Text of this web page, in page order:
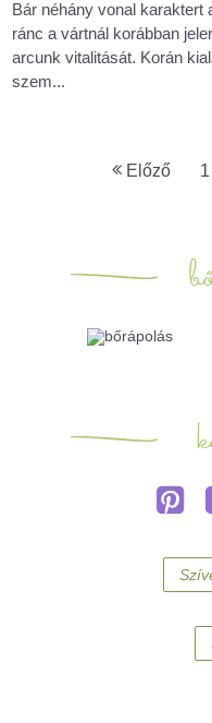
Bár néhány vonal karaktert
ránc a vártnál korábban
arcunk vitalitását. Korán
szem...
Előző 1